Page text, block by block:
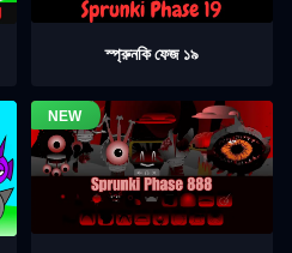
স্প্রুনকি ফেজ ১৯